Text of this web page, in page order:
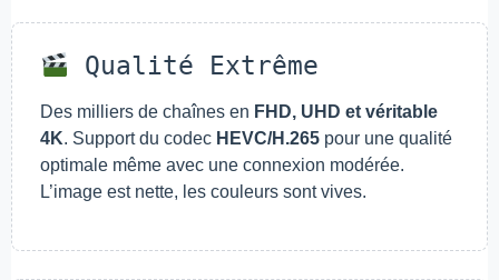
Qualité Extrême
Des milliers de chaînes en FHD, UHD et véritable
4K. Support du codec HEVC/H.265 pour une qualité
optimale même avec une connexion modérée.
L’image est nette, les couleurs sont vives.